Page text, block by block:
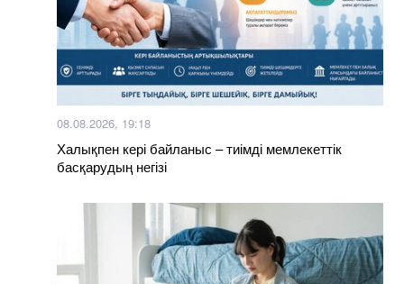
08.08.2026, 19:18
Халықпен кері байланыс – тиімді мемлекеттік
басқарудың негізі